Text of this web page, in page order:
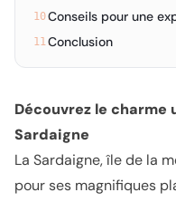
10.Conseils pour une
11.Conclusion
Découvrez le charme
Sardaigne
La Sardaigne, île de la
pour ses magnifiques